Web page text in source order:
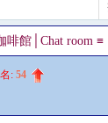
啡館│Chat room ≡
: 54